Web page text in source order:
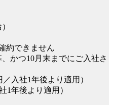
約できません
かつ10月末までにご入社さ
入社1年後より適用）
1年後より適用）